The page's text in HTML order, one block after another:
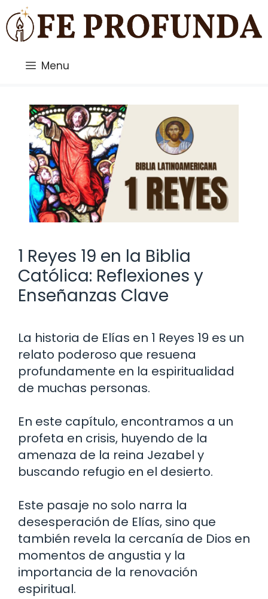
Saltar
al
contenido
Menu
1 Reyes 19 en la Biblia
Católica: Reflexiones y
Enseñanzas Clave
La historia de Elías en 1 Reyes 19 es un
relato poderoso que resuena
profundamente en la espiritualidad
de muchas personas.
En este capítulo, encontramos a un
profeta en crisis, huyendo de la
amenaza de la reina Jezabel y
buscando refugio en el desierto.
Este pasaje no solo narra la
desesperación de Elías, sino que
también revela la cercanía de Dios en
momentos de angustia y la
importancia de la renovación
espiritual.